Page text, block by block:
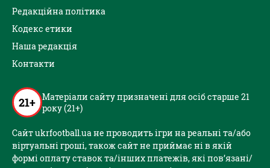
Редакційна політика
Кодекс етики
Наша редакція
Контакти
21+ Матеріали сайту призначені для осіб старше 21
року (21+)
Сайт ukrfootball.ua не проводить ігри на реальні та/або
віртуальні гроші, також сайт не приймає ні в якій
формі оплату ставок та/інших платежів, які пов’язані/